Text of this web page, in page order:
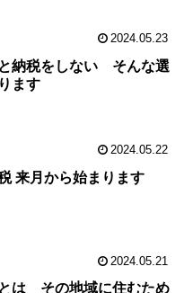
2024.05.23
納税をしない そんな選
ます
2024.05.22
来月から始まります
2024.05.21
は その地域に住むため